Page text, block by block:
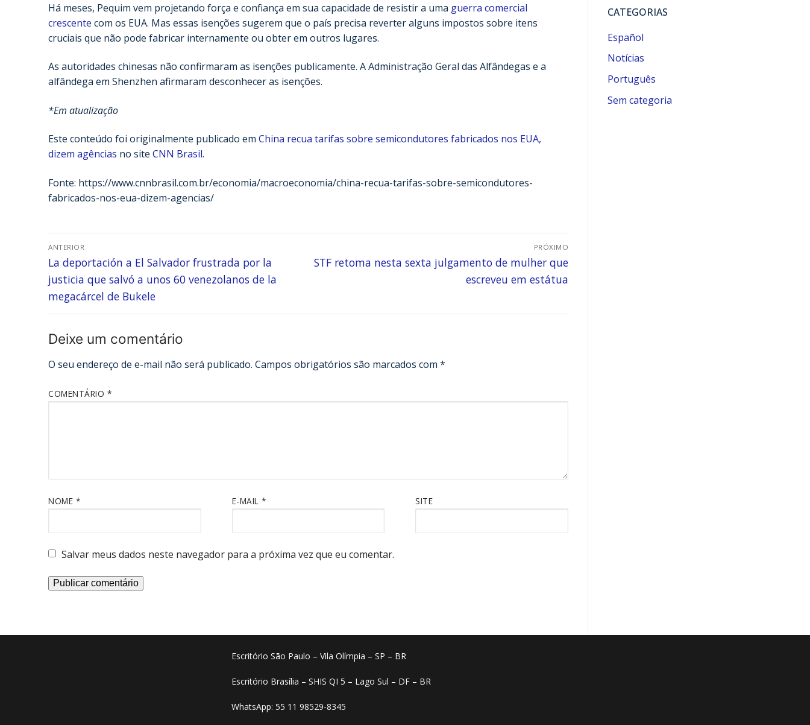
Há meses, Pequim vem projetando força e confiança em sua capacidade de resistir a uma guerra comercial
crescente com os EUA. Mas essas isenções sugerem que o país precisa reverter alguns impostos sobre itens
cruciais que não pode fabricar internamente ou obter em outros lugares.
As autoridades chinesas não confirmaram as isenções publicamente. A Administração Geral das Alfândegas e a
alfândega em Shenzhen afirmaram desconhecer as isenções.
*Em atualização
Este conteúdo foi originalmente publicado em China recua tarifas sobre semicondutores fabricados nos EUA,
dizem agências no site CNN Brasil.
Fonte: https://www.cnnbrasil.com.br/economia/macroeconomia/china-recua-tarifas-sobre-semicondutores-
fabricados-nos-eua-dizem-agencias/
ANTERIOR
La deportación a El Salvador frustrada por la
justicia que salvó a unos 60 venezolanos de la
megacárcel de Bukele
PRÓXIMO
STF retoma nesta sexta julgamento de mulher que
escreveu em estátua
Deixe um comentário
O seu endereço de e-mail não será publicado. Campos obrigatórios são marcados com *
COMENTÁRIO *
NOME * E-MAIL* SITE
Salvar meus dados neste navegador para a próxima vez que eu comentar.
CATEGORIAS
Español
Notícias
Português
Sem categoria
Escritório São Paulo – Vila Olímpia – SP – BR
Escritório Brasília – SHIS QI 5 – Lago Sul – DF – BR
WhatsApp: 55 11 98529-8345